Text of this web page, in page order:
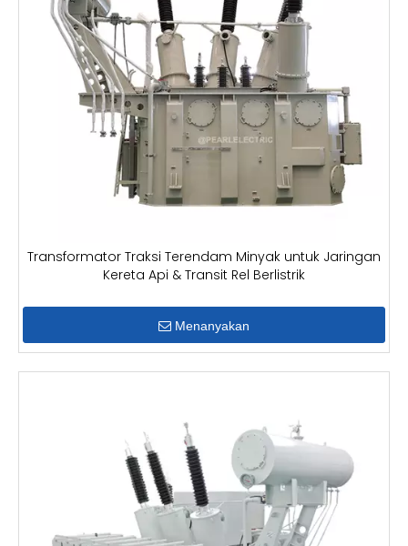
Transformator Traksi Terendam Minyak untuk Jaringan
Kereta Api & Transit Rel Berlistrik
Menanyakan